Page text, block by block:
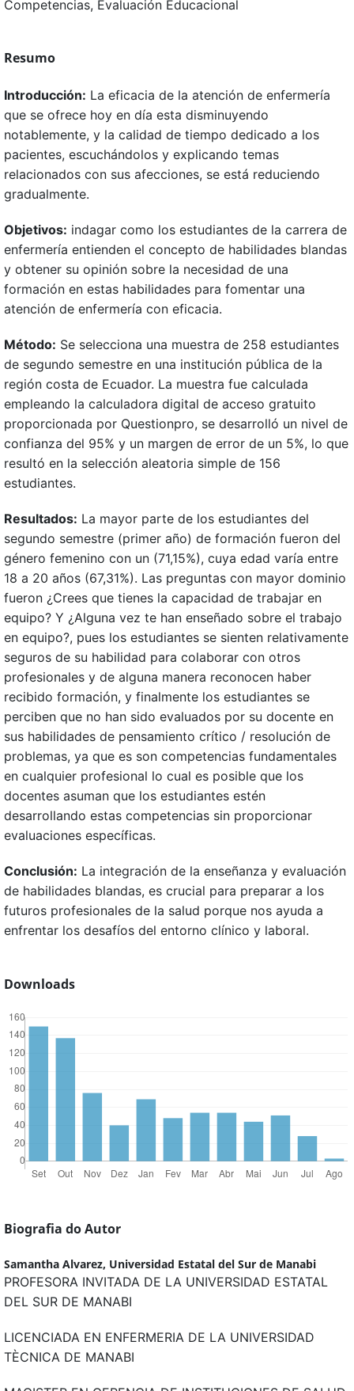
Competencias, Evaluación Educacional
Resumo
Introducción: La eficacia de la atención de enfermería
que se ofrece hoy en día esta disminuyendo
notablemente, y la calidad de tiempo dedicado a los
pacientes, escuchándolos y explicando temas
relacionados con sus afecciones, se está reduciendo
gradualmente.
Objetivos: indagar como los estudiantes de la carrera de
enfermería entienden el concepto de habilidades blandas
y obtener su opinión sobre la necesidad de una
formación en estas habilidades para fomentar una
atención de enfermería con eficacia.
Método: Se selecciona una muestra de 258 estudiantes
de segundo semestre en una institución pública de la
región costa de Ecuador. La muestra fue calculada
empleando la calculadora digital de acceso gratuito
proporcionada por Questionpro, se desarrolló un nivel de
confianza del 95% y un margen de error de un 5%, lo que
resultó en la selección aleatoria simple de 156
estudiantes.
Resultados: La mayor parte de los estudiantes del
segundo semestre (primer año) de formación fueron del
género femenino con un (71,15%), cuya edad varía entre
18 a 20 años (67,31%). Las preguntas con mayor dominio
fueron ¿Crees que tienes la capacidad de trabajar en
equipo? Y ¿Alguna vez te han enseñado sobre el trabajo
en equipo?, pues los estudiantes se sienten relativamente
seguros de su habilidad para colaborar con otros
profesionales y de alguna manera reconocen haber
recibido formación, y finalmente los estudiantes se
perciben que no han sido evaluados por su docente en
sus habilidades de pensamiento crítico / resolución de
problemas, ya que es son competencias fundamentales
en cualquier profesional lo cual es posible que los
docentes asuman que los estudiantes estén
desarrollando estas competencias sin proporcionar
evaluaciones específicas.
Conclusión: La integración de la enseñanza y evaluación
de habilidades blandas, es crucial para preparar a los
futuros profesionales de la salud porque nos ayuda a
enfrentar los desafíos del entorno clínico y laboral.
Downloads
Biografia do Autor
Samantha Alvarez, Universidad Estatal del Sur de Manabi
PROFESORA INVITADA DE LA UNIVERSIDAD ESTATAL
DEL SUR DE MANABI
LICENCIADA EN ENFERMERIA DE LA UNIVERSIDAD
TÈCNICA DE MANABI